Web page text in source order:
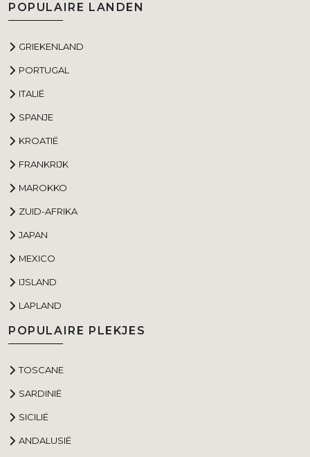
POPULAIRE LANDEN
GRIEKENLAND
PORTUGAL
ITALIË
SPANJE
KROATIË
FRANKRIJK
MAROKKO
ZUID-AFRIKA
JAPAN
MEXICO
IJSLAND
LAPLAND
POPULAIRE PLEKJES
TOSCANE
SARDINIË
SICILIË
ANDALUSIË